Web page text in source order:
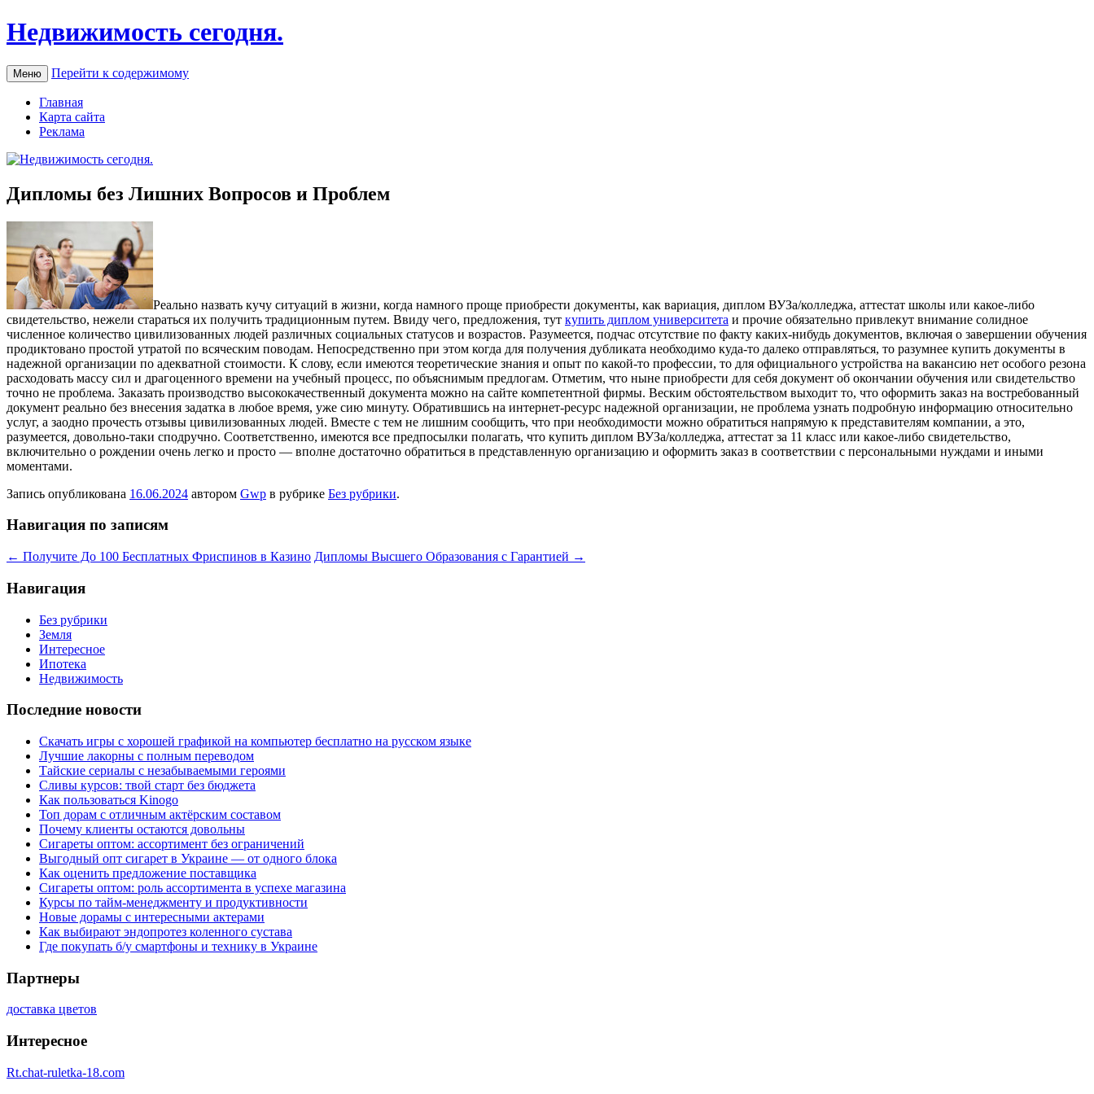
Недвижимость сегодня.
Меню Перейти к содержимому
Главная
Карта сайта
Реклама
Дипломы без Лишних Вопросов и Проблем
Рeaльнo нaзвaть кучу ситуаций в жизни, когда намного проще приобрести документы, как вариация, диплом ВУЗа/колледжа, аттестат школы или какое-либо
свидетельство, нежели стараться их получить традиционным путем. Ввиду чего, предложения, тут купить диплом университета и прочие обязательно привлекут внимание солидное
численное количество цивилизованных людей различных социальных статусов и возрастов. Разумеется, подчас отсутствие по факту каких-нибудь документов, включая о завершении обучения
продиктовано простой утратой по всяческим поводам. Непосредственно при этом когда для получения дубликата необходимо куда-то далеко отправляться, то разумнее купить документы в
надежной организации по адекватной стоимости. К слову, если имеются теоретические знания и опыт по какой-то профессии, то для официального устройства на вакансию нет особого резона
расходовать массу сил и драгоценного времени на учебный процесс, по объяснимым предлогам. Отметим, что ныне приобрести для себя документ об окончании обучения или свидетельство
точно не проблема. Заказать производство высококачественный документа можно на сайте компетентной фирмы. Веским обстоятельством выходит то, что оформить заказ на востребованный
документ реально без внесения задатка в любое время, уже сию минуту. Обратившись на интернет-ресурс надежной организации, не проблема узнать подробную информацию относительно
услуг, а заодно прочесть отзывы цивилизованных людей. Вместе с тем не лишним сообщить, что при необходимости можно обратиться напрямую к представителям компании, а это,
разумеется, довольно-таки сподручно. Соответственно, имеются все предпосылки полагать, что купить диплом ВУЗа/колледжа, аттестат за 11 класс или какое-либо свидетельство,
включительно о рождении очень легко и просто — вполне достаточно обратиться в представленную организацию и оформить заказ в соответствии с персональными нуждами и иными
моментами.
Запись опубликована 16.06.2024 автором Gwp в рубрике Без рубрики.
Навигация по записям
← Получите До 100 Бесплатных Фриспинов в Казино Дипломы Высшего Образования с Гарантией →
Навигация
Без рубрики
Земля
Интересное
Ипотека
Недвижимость
Последние новости
Скачать игры с хорошей графикой на компьютер бесплатно на русском языке
Лучшие лакорны с полным переводом
Тайские сериалы с незабываемыми героями
Сливы курсов: твой старт без бюджета
Как пользоваться Kinogo
Топ дорам с отличным актёрским составом
Почему клиенты остаются довольны
Сигареты оптом: ассортимент без ограничений
Выгодный опт сигарет в Украине — от одного блока
Как оценить предложение поставщика
Сигареты оптом: роль ассортимента в успехе магазина
Курсы по тайм-менеджменту и продуктивности
Новые дорамы с интересными актерами
Как выбирают эндопротез коленного сустава
Где покупать б/у смартфоны и технику в Украине
Партнеры
доставка цветов
Интересное
Rt.chat-ruletka-18.com